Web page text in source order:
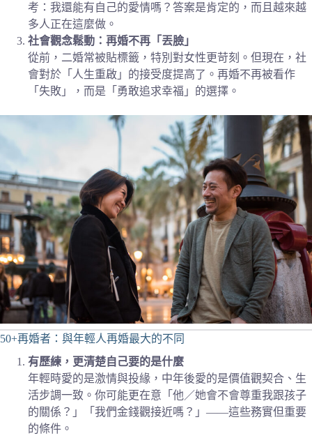
考：我還能有自己的愛情嗎？答案是肯定的，而且越來越
多人正在這麼做。
社會觀念鬆動：再婚不再「丟臉」
從前，二婚常被貼標籤，特別對女性更苛刻。但現在，社
會對於「人生重啟」的接受度提高了。再婚不再被看作
「失敗」，而是「勇敢追求幸福」的選擇。
50+再婚者：與年輕人再婚最大的不同
有歷練，更清楚自己要的是什麼
年輕時愛的是激情與投緣，中年後愛的是價值觀契合、生
活步調一致。你可能更在意「他／她會不會尊重我跟孩子
的關係？」「我們金錢觀接近嗎？」——這些務實但重要
的條件。